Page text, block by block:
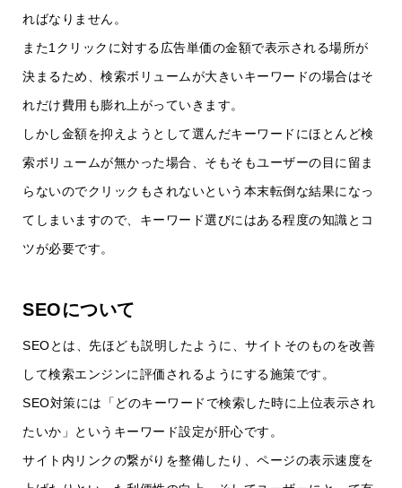
ればなりません。
また1クリックに対する広告単価の金額で表示される場所が
決まるため、検索ボリュームが大きいキーワードの場合はそ
れだけ費用も膨れ上がっていきます。
しかし金額を抑えようとして選んだキーワードにほとんど検
索ボリュームが無かった場合、そもそもユーザーの目に留ま
らないのでクリックもされないという本末転倒な結果になっ
てしまいますので、キーワード選びにはある程度の知識とコ
ツが必要です。
SEOについて
SEOとは、先ほども説明したように、サイトそのものを改善
して検索エンジンに評価されるようにする施策です。
SEO対策には「どのキーワードで検索した時に上位表示され
たいか」というキーワード設定が肝心です。
サイト内リンクの繋がりを整備したり、ページの表示速度を